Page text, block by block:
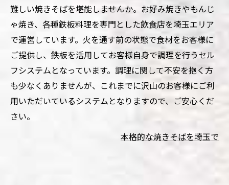
難しい焼きそばを堪能しませんか。お好み焼きやもんじ
ゃ焼き、各種鉄板料理を専門とした飲食店を埼玉エリア
で運営しています。火を通す前の状態で食材をお客様に
ご提供し、鉄板を活用してお客様自身で調理を行うセル
フシステムとなっています。調理に関して不安を抱く方
も少なくありませんが、これまでに沢山のお客様にご利
用いただいているシステムとなりますので、ご安心くだ
さい。
本格的な焼きそばを埼玉で